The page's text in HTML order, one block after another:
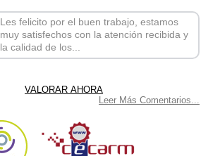
Les felicito por el buen trabajo, estamos
muy satisfechos con la atención recibida y
la calidad de los...
Leer Más Comentarios...